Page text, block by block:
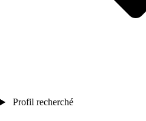
Profil recherché